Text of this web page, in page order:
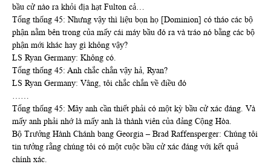
bầu cử nào ra khỏi địa hạt Fulton cả…
Tổng thống 45: Nhưng vậy thì liệu bọn họ [Dominion] có tháo các bộ
phận nằm bên trong của mấy cái máy bầu đó ra và tráo nó bằng các bộ
phận mới khác hay gì không vậy?
LS Ryan Germany: Không có.
Tổng thống 45: Anh chắc chắn vậy hả, Ryan?
LS Ryan Germany: Vâng, tôi chắc chắn về điều đó
……
Tổng thống 45: Mây anh cần thiết phải có một kỳ bầu cử xác đáng. Và
mấy anh phải nhớ là mấy anh là thành viên của đảng Cộng Hòa.
Bộ Trưởng Hành Chánh bang Georgia – Brad Raffensperger: Chúng tôi
tin tưởng rằng chúng tôi có một cuộc bầu cử xác đáng với kết quả
chính xác.